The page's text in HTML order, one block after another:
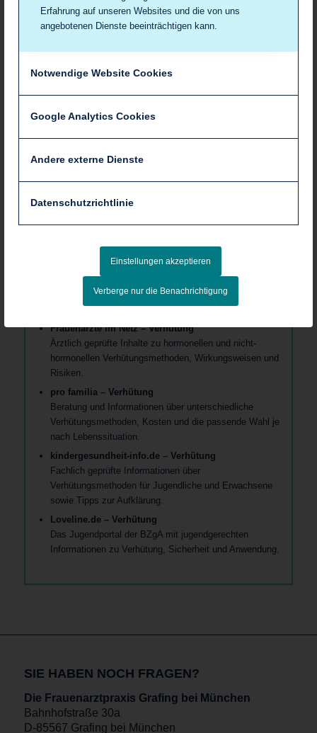
Erfahrung auf unseren Websites und die von uns
angebotenen Dienste beeinträchtigen kann.
Notwendige Website Cookies
Google Analytics Cookies
Andere externe Dienste
Datenschutzrichtlinie
Einstellungen akzeptieren
Verberge nur die Benachrichtigung
Ab 50 Jahren
Wichtige Weblinks im Bereich
Verhütung
Bundeszentrale für gesundheitliche Aufklärung
(BZgA) – Verhütung
Umfassende Informationen zu allen
Verhütungsmethoden, ihrer Anwendung, Sicherheit und
Nebenwirkungen.
Frauenärzte im Netz – Verhütung
Ärztlich geprüfte Inhalte zu hormonellen und nicht-
hormonellen Verhütungsmethoden, Wirkungsweisen und
Risiken.
pro familia – Verhütung
Beratung und Informationen über unterschiedliche
Verhütungsmethoden, Kosten und die passende Wahl je
nach Lebenssituation.
kindergesundheit-info.de – Verhütung
Fachlich geprüfte Informationen über
Verhütungsmethoden für Jugendliche und Erwachsene
sowie Tipps zur Aufklärung.
Loveline.de – Verhütung
Das Jugendportal der BZgA mit jugendgerechten
Informationen zu Verhütung, Sicherheit und Anwendung.
SIE HABEN NOCH FRAGEN?
Die Frauenarztpraxis Grafing bei München
Bahnhofstraße 30a
D-85567 Grafing bei München